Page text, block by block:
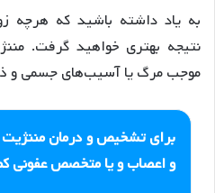
به یاد داشته باشید که هرچه
نتیجه بهتری خواهید گرفت.
موجب مرگ یا آسیب‌های جسمی و
برای تشخیص و درمان
و اعصاب و یا متخصص عفونی